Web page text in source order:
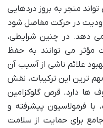
منجر به بروز دردهایی
در حرکت مفاصل شود
می دهد. در چنین شرایطی،
مؤثر می توانند به حفظ
علائم ناشی از آسیب آن
ترین این ترکیبات، نقش
دارد. قرص گلوکزامین
با فرمولاسیون پیشرفته و
برای حمایت از سلامت